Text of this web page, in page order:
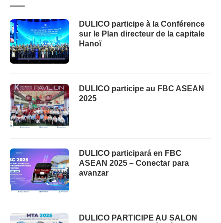
DULICO participe à la Conférence
sur le Plan directeur de la capitale
Hanoï
DULICO participe au FBC ASEAN
2025
DULICO participará en FBC
ASEAN 2025 – Conectar para
avanzar
DULICO PARTICIPE AU SALON